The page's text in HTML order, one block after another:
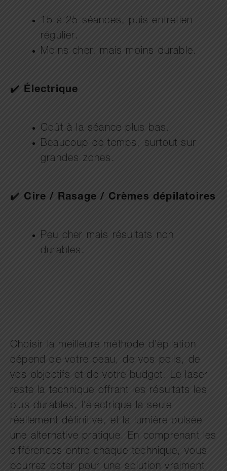
15 à 25 séances, puis entretien
régulier.
Moins cher, mais moins durable.
✔️ Électrique
Coût à la séance plus bas.
Beaucoup de temps, surtout sur
grandes zones.
✔️ Cire / Rasage / Crèmes dépilatoires
Peu cher mais résultats non
durables.
Choisir la meilleure méthode d’épilation
dépend de votre peau, de vos poils, de
vos objectifs et de votre budget. Le laser
reste la technique offrant les résultats les
plus durables, l’électrique la seule
réellement définitive, et la lumière pulsée
une alternative pratique. En comprenant les
différences entre chaque technique, vous
pourrez opter pour une solution vraiment